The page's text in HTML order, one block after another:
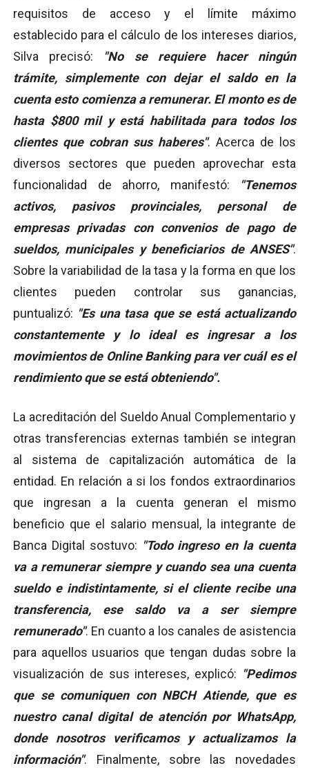
requisitos de acceso y el límite máximo
establecido para el cálculo de los intereses diarios,
Silva precisó:
"No se requiere hacer ningún
trámite, simplemente con dejar el saldo en la
cuenta esto comienza a remunerar. El monto es de
hasta $800 mil y está habilitada para todos los
clientes que cobran sus haberes". Acerca de los
diversos sectores que pueden aprovechar esta
funcionalidad de ahorro, manifestó:
"Tenemos
activos, pasivos provinciales, personal de
empresas privadas con convenios de pago de
sueldos, municipales y beneficiarios de ANSES".
Sobre la variabilidad de la tasa y la forma en que los
clientes pueden controlar sus ganancias,
puntualizó: "Es una tasa que se está actualizando
constantemente y lo ideal es ingresar a los
movimientos de Online Banking para ver cuál es el
rendimiento que se está obteniendo".
La acreditación del Sueldo Anual Complementario y
otras transferencias externas también se integran
al sistema de capitalización automática de la
entidad. En relación a si los fondos extraordinarios
que ingresan a la cuenta generan el mismo
beneficio que el salario mensual, la integrante de
Banca Digital sostuvo: "Todo ingreso en la cuenta
va a remunerar siempre y cuando sea una cuenta
sueldo e indistintamente, si el cliente recibe una
transferencia, ese saldo va a ser siempre
remunerado". En cuanto a los canales de asistencia
para aquellos usuarios que tengan dudas sobre la
visualización de sus intereses, explicó: "Pedimos
que se comuniquen con NBCH Atiende, que es
nuestro canal digital de atención por WhatsApp,
donde nosotros verificamos y actualizamos la
información". Finalmente, sobre las novedades